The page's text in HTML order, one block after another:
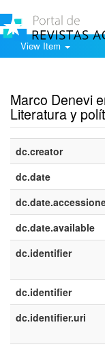
View Item
Marco Denevi
Literatura y
dc.creator
dc.date
dc.date.available
dc.identifier
dc.identifier
dc.identifier.uri